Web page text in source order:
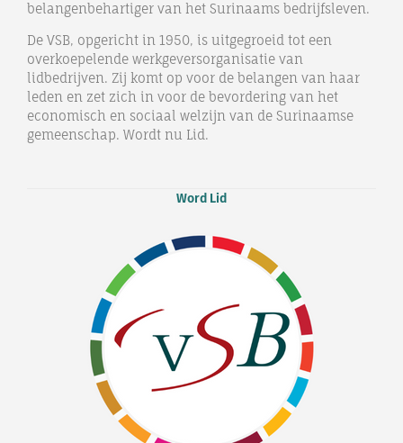
belangenbehartiger van het Surinaams bedrijfsleven.
De VSB, opgericht in 1950, is uitgegroeid tot een
overkoepelende werkgeversorganisatie van
lidbedrijven. Zij komt op voor de belangen van haar
leden en zet zich in voor de bevordering van het
economisch en sociaal welzijn van de Surinaamse
gemeenschap. Wordt nu Lid.
Word Lid